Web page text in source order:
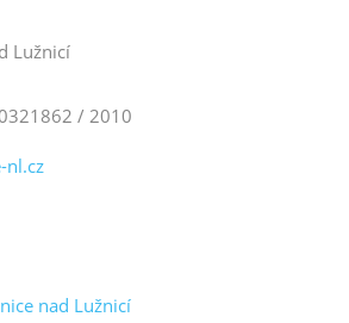
Lužnicí
/ 2010
nl.cz
nad Lužnicí